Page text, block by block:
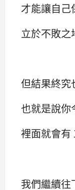
才能讓自己
立於不敗之
但結果終究
也就是說你
裡面就會有
我們繼續往